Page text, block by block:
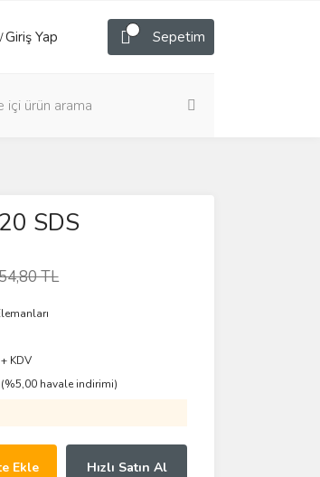
/Giriş Yap Sepetim
SDS
TL
KDV
(%5,00 havale indirimi)
Ekle Hızlı Satın Al